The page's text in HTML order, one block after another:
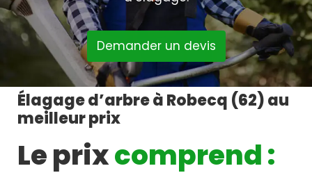
Demander un devis
Élagage d’arbre à Robecq (62) au
meilleur prix
Le prixcomprend :